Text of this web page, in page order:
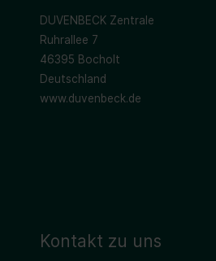
DUVENBECK Zentrale
Ruhrallee 7
46395 Bocholt
Deutschland
www.duvenbeck.de
Kontakt zu uns